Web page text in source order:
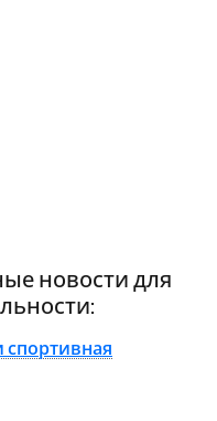
новости для
спортивная